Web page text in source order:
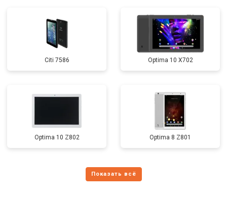
Citi 7586 Optima 10 X702
Optima 10 Z802 Optima 8 Z801